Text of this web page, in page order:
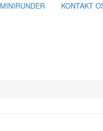
MINIRUNDER KONTAKT